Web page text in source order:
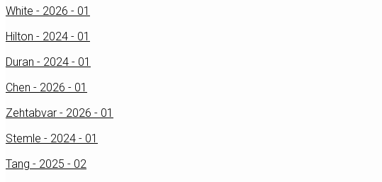
White - 2026 - 01
Hilton - 2024 - 01
Duran - 2024 - 01
Chen - 2026 - 01
Zehtabvar - 2026 - 01
Stemle - 2024 - 01
Tang - 2025 - 02